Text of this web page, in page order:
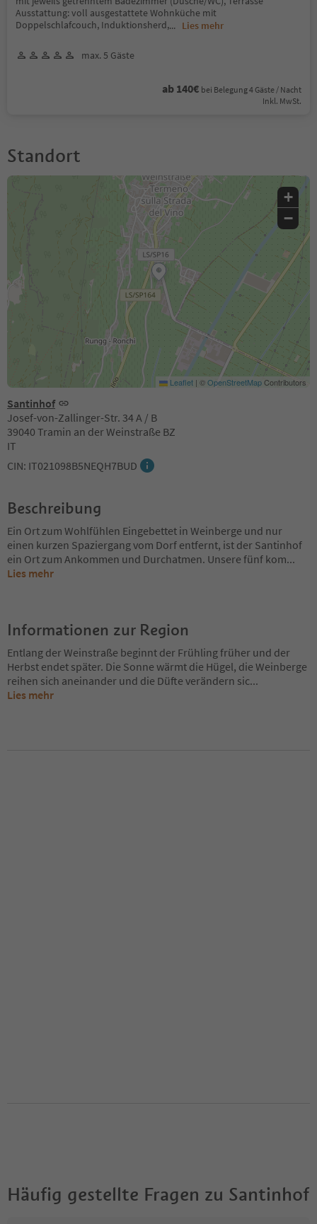
Ausstattung: voll ausgestattete Wohnküche mit
Doppelschlafcouch, Induktionsherd,... Lies mehr
max. 5 Gäste
ab 140€ bei Belegung 4 Gäste / Nacht
Inkl. MwSt.
Standort
Santinhof
Josef-von-Zallinger-Str. 34 A / B
39040 Tramin an der Weinstraße BZ
IT
CIN: IT021098B5NEQH7BUD
+
−
Leaflet | ©OpenStreetMapContributors
Beschreibung
Ein Ort zum Wohlfühlen Eingebettet in Weinberge und nur
einen kurzen Spaziergang vom Dorf entfernt, ist der Santinhof
ein Ort zum Ankommen und Durchatmen. Unsere fünf kom...
Lies mehr
Informationen zur Region
Entlang der Weinstraße beginnt der Frühling früher und der
Herbst endet später. Die Sonne wärmt die Hügel, die Weinberge
reihen sich aneinander und die Düfte verändern sic...
Lies mehr
Häufig gestellte Fragen zu Santinhof